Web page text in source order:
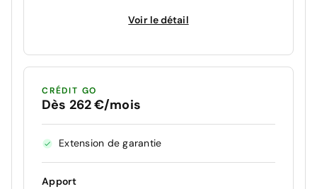
Voir le détail
CRÉDIT GO
Dès 262 €/mois
Extension de garantie
Apport